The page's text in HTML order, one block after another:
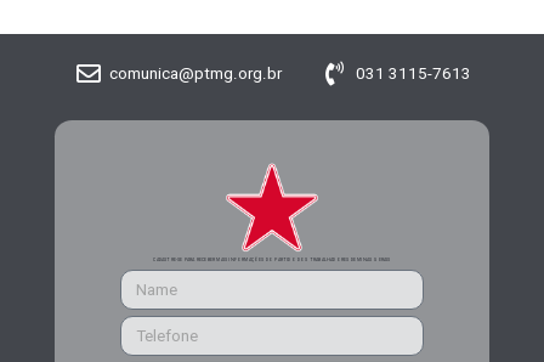
comunica@ptmg.org.br 031 3115-7613
CADASTRE-SE PARA RECEBER MAIS INFORMAÇÕES DO PARTIDO DOS TRABALHADORES DE MINAS GERAIS